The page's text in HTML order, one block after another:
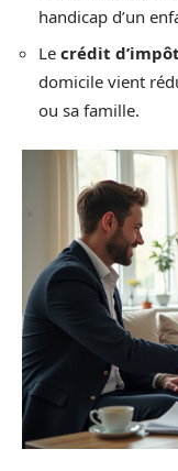
handicap d’un
Le crédit d’impôt
domicile vient
ou sa famille.